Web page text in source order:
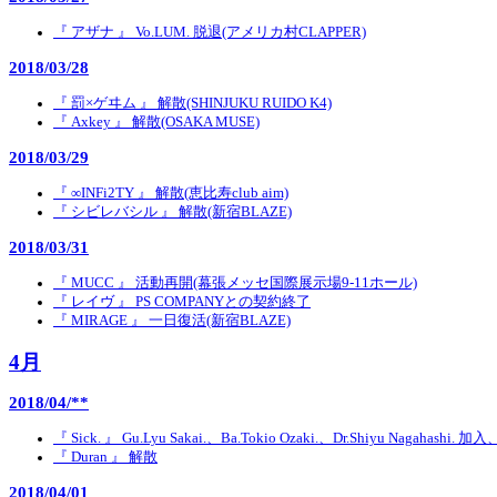
『 アザナ 』 Vo.LUM. 脱退(アメリカ村CLAPPER)
2018/03/28
『 罰×ゲヰム 』 解散(SHINJUKU RUIDO K4)
『 Axkey 』 解散(OSAKA MUSE)
2018/03/29
『 ∞INFi2TY 』 解散(恵比寿club aim)
『 シビレバシル 』 解散(新宿BLAZE)
2018/03/31
『 MUCC 』 活動再開(幕張メッセ国際展示場9-11ホール)
『 レイヴ 』 PS COMPANYとの契約終了
『 MIRAGE 』 一日復活(新宿BLAZE)
4月
2018/04/**
『 Sick. 』 Gu.Lyu Sakai.、Ba.Tokio Ozaki.、Dr.Shiyu Nagahashi. 加入
『 Duran 』 解散
2018/04/01